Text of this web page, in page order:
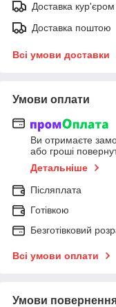
Доставка кур'єром
Доставка поштою
Всі умови доставки
Умови оплати
Ви отримаєте
або гроші
Детальніше
Післяплата
Готівкою
Безготівковий
Всі умови оплати
Умови